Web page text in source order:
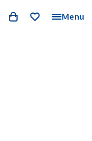
Menu